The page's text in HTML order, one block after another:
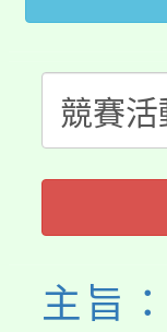
程
心
系
門
踴
要點
「
展
義
主旨